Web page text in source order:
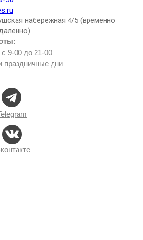
9-00 до 21-00
праздничные дни
набережная 4/5 (временно